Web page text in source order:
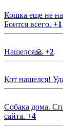
Кошка еще не
Боится всего. +1
Нашелся🙏 +2
Кот нашелся!
Собака дома.
сайта. +4